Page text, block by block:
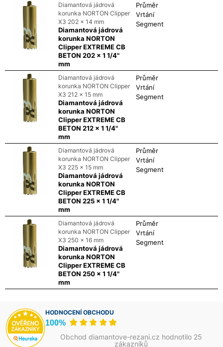
Diamantová jádrová
korunka NORTON Clipper
X3 202 x 14 mm
Diamantová jádrová
korunka NORTON
Clipper EXTREME CB
BETON 202 x 1 1/4"
mm
Průměr
Vrtání
Segment
Diamantová jádrová
korunka NORTON Clipper
X3 212 x 15 mm
Diamantová jádrová
korunka NORTON
Clipper EXTREME CB
BETON 212 x 1 1/4"
mm
Průměr
Vrtání
Segment
Diamantová jádrová
korunka NORTON Clipper
X3 225 x 15 mm
Diamantová jádrová
korunka NORTON
Clipper EXTREME CB
BETON 225 x 1 1/4"
mm
Průměr
Vrtání
Segment
Diamantová jádrová
korunka NORTON Clipper
X3 250 x 16 mm
Diamantová jádrová
korunka NORTON
Clipper EXTREME CB
BETON 250 x 1 1/4"
mm
Průměr
Vrtání
Segment
HODNOCENÍ OBCHODU
100%
Obchod diamantove-rezani.cz hodnotilo 25
zákazníků